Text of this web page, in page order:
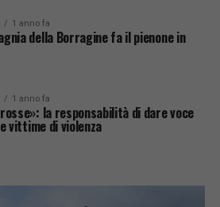
1 anno fa
della Borragine fa il pienone in
1 anno fa
la responsabilità di dare voce
vittime di violenza